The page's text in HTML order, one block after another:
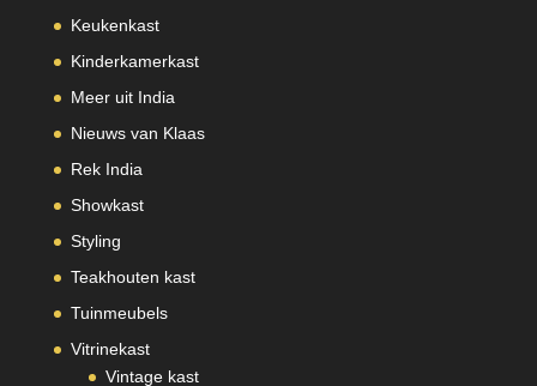
Keukenkast
Kinderkamerkast
Meer uit India
Nieuws van Klaas
Rek India
Showkast
Styling
Teakhouten kast
Tuinmeubels
Vitrinekast
Vintage kast